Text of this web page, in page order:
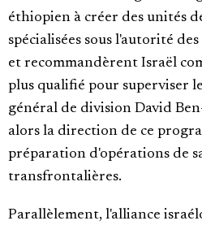
éthiopien à créer des unités
spécialisées sous l'autorité
et recommandèrent Israël
plus qualifié pour superviser
général de division David
alors la direction de ce
préparation d'opérations de
transfrontalières.
Parallèlement, l'alliance